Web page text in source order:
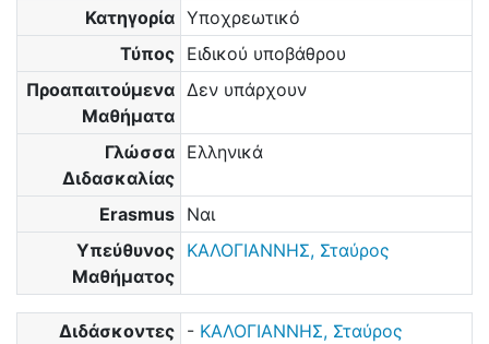
Κατηγορία Υποχρεωτικό
Τύπος Ειδικού υποβάθρου
Προαπαιτούμενα
Μαθήματα
Δεν υπάρχουν
Γλώσσα
Διδασκαλίας
Ελληνικά
Erasmus Ναι
Υπεύθυνος
Μαθήματος
ΚΑΛΟΓΙΑΝΝΗΣ, Σταύρος
Διδάσκοντες - ΚΑΛΟΓΙΑΝΝΗΣ, Σταύρος